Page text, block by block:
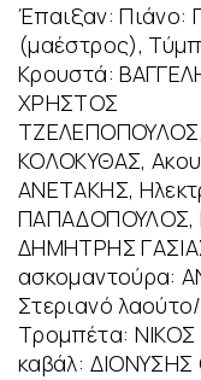
Έπαιξαν: Πιάνο:
(μαέστρος),
Κρουστά:
ΧΡΗΣΤΟΣ
ΚΟΛΟΚΥΘΑΣ,
ΑΝΕΤΑΚΗΣ,
ΠΑΠΑΔΟΠΟΥΛΟΣ,
ΔΗΜΗΤΡΗΣ
ασκομαντούρα:
Στεριανό
Τρομπέτα:
καβάλ: